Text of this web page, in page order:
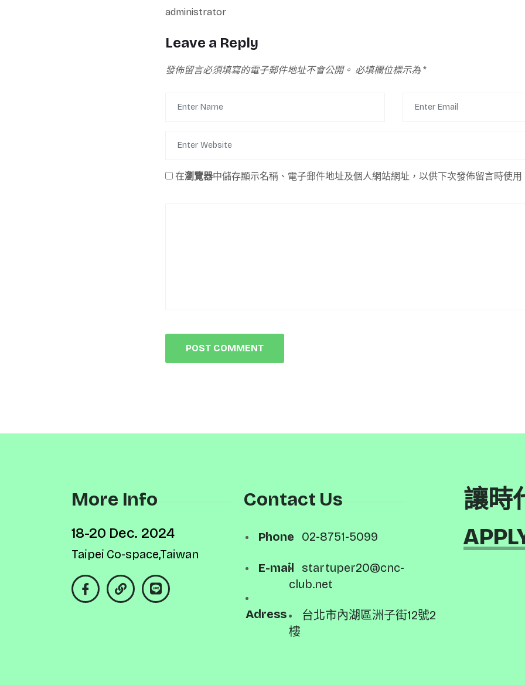
administrator
Leave a Reply
發佈留言必須填寫的電子郵件地址不會公開。 必填欄位標示為 *
在瀏覽器中儲存顯示名稱、電子郵件地址及個人網站網址，以供下次發佈留言時使用
More Info
18-20 Dec. 2024
Taipei Co-space,Taiwan
Contact Us
Phone
E-mail
Adress
02-8751-5099
startuper20@cnc-
club.net
台北市內湖區洲子街12號2
樓
讓時